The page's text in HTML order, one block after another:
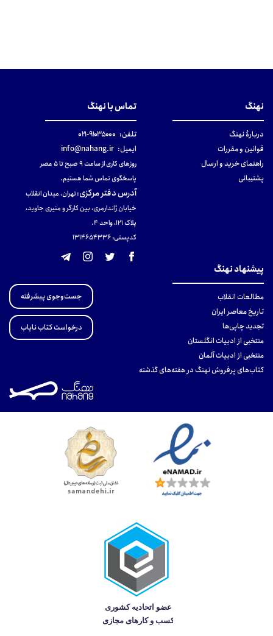
نهنگ
دربارهٔ نهنگ
قوانین و مقررات
راهنمای خرید و ارسال
پشتیبانی
تماس با نهنگ
تلفن: ۹۱۰۳۵۰۰۰-۰۲۱
ایمیل: info@nahang.ir
روزهای کاری از ساعت ۹ صبح تا ۵ عصر
پاسخگوی تماس شما هستیم.
آدرس دفتر مرکزی:تهران، میدان انقلاب
خیابان ژاندارمری، بین کارگر و منیری جاوید،
پلاک 121، واحد ۴.
کدپستی: 131465433۶
پیشنهاد نهنگ
مطالعات انقلاب
تاریخ معاصر ایران
تجدید چاپی‌ها
منتخبی از ادبیات انگلستان
منتخبی از ادبیات آلمان
کتاب‌های پرفروش نهنگ در هفته‌های گذشته
جست‌وجوی پیشرفته
درخواست کتاب نایاب